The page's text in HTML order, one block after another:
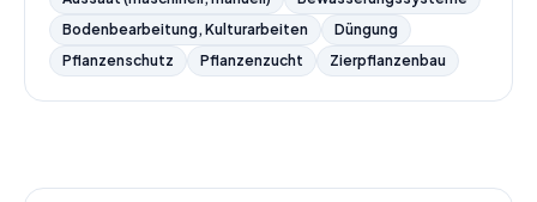
Bodenbearbeitung, Kulturarbeiten
Düngung
Pflanzenschutz
Pflanzenzucht Zierpflanzenbau